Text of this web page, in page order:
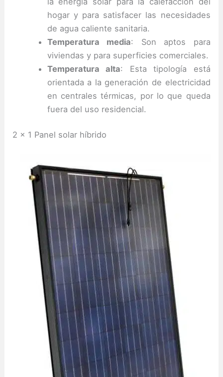
hogar y para satisfacer las necesidades
de agua caliente sanitaria.
Temperatura media: Son aptos para
viviendas y para superficies comerciales.
Temperatura alta: Esta tipología está
orientada a la generación de electricidad
en centrales térmicas, por lo que queda
fuera del uso residencial.
2 x 1 Panel solar híbrido